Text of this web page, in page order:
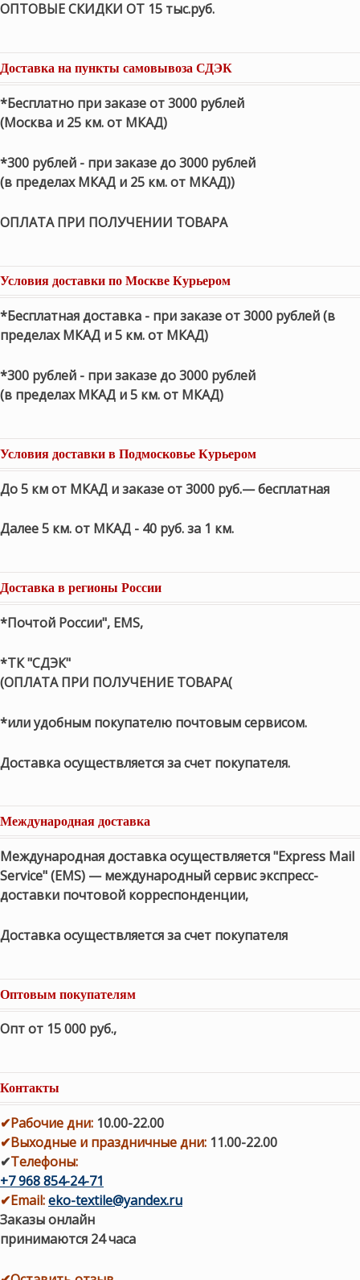
ОПТОВЫЕ СКИДКИ ОТ 15 тыс.руб.
Доставка на пункты самовывоза СДЭК
*Бесплатно при заказе от 3000 рублей
(Москва и 25 км. от МКАД)
*300 рублей - при заказе до 3000 рублей
(в пределах МКАД и 25 км. от МКАД))
ОПЛАТА ПРИ ПОЛУЧЕНИИ ТОВАРА
Условия доставки по Москве Курьером
*Бесплатная доставка - при заказе от 3000 рублей (в
пределах МКАД и 5 км. от МКАД)
*300 рублей - при заказе до 3000 рублей
(в пределах МКАД и 5 км. от МКАД)
Условия доставки в Подмосковье Курьером
До 5 км от МКАД и заказе от 3000 руб.— бесплатная
Далее 5 км. от МКАД - 40 руб. за 1 км.
Доставка в регионы России
*Почтой России", EMS,
*ТК "СДЭК"
(ОПЛАТА ПРИ ПОЛУЧЕНИЕ ТОВАРА(
*или удобным покупателю почтовым сервисом.
Доставка осуществляется за счет покупателя.
Международная доставка
Международная доставка осуществляется "Express Mail
Service" (EMS) — международный сервис экспресс-
доставки почтовой корреспонденции,
Доставка осуществляется за счет покупателя
Оптовым покупателям
Опт от 15 000 руб.,
Контакты
✔Рабочие дни: 10.00-22.00
✔Выходные и праздничные дни: 11.00-22.00
✔Телефоны:
+7 968 854-24-71
✔Email:eko-textile@yandex.ru
Заказы онлайн
принимаются 24 часа